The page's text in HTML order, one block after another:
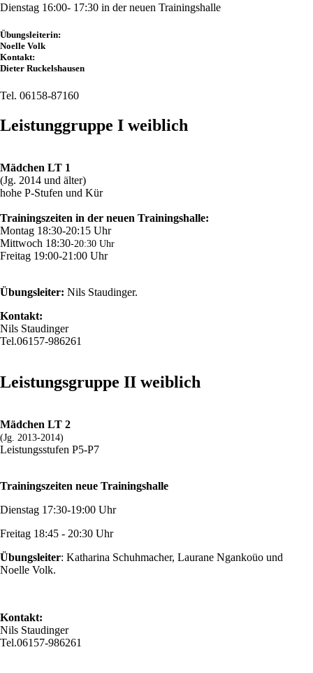
Dienstag 16:00- 17:30 in der neuen Trainingshalle
Übungsleiterin:
Noelle Volk
Kontakt:
Dieter Ruckelshausen
Tel. 06158-87160
Leistunggruppe I weiblich
Mädchen LT 1
(Jg. 2014 und älter)
hohe P-Stufen und Kür
Trainingszeiten in der neuen Trainingshalle:
Montag 18:30-20:15 Uhr
Mittwoch 18:30-20:30 Uhr
Freitag 19:00-21:00 Uhr
Übungsleiter: Nils Staudinger.
Kontakt:
Nils Staudinger
Tel.06157-986261
Leistungsgruppe II weiblich
Mädchen LT 2
(Jg. 2013-2014)
Leistungsstufen P5-P7
Trainingszeiten neue Trainingshalle
Dienstag 17:30-19:00 Uhr
Freitag 18:45 - 20:30 Uhr
Übungsleiter: Katharina Schuhmacher, Laurane Ngankoüo und
Noelle Volk.
Kontakt:
Nils Staudinger
Tel.06157-986261